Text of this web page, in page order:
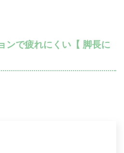
ンで疲れにくい【 脚長に